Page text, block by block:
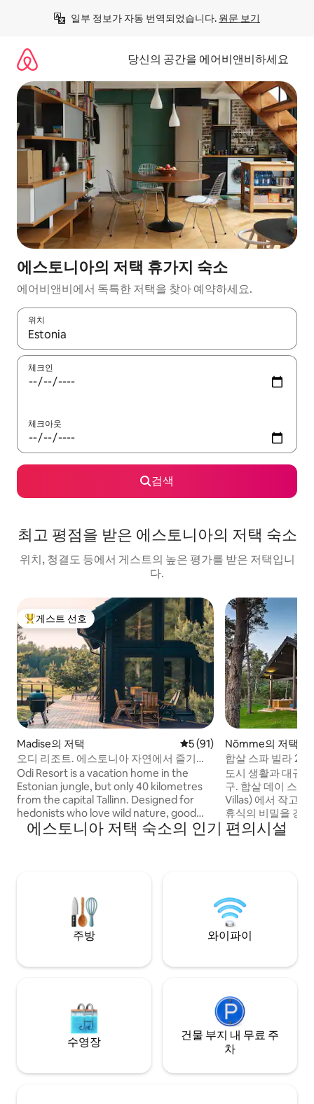
일부 정보가 자동 번역되었습니다. 원문 보기
당신의 공간을 에어비앤비하세요
에스토니아의 저택 휴가지 숙소
에어비앤비에서 독특한 저택을 찾아 예약하세요.
위치
결과가 나오면 위·아래 화살표 키를 사용하거나 터치 또는 스와이
체크인
체크아웃
검색
최고 평점을 받은 에스토니아의 저택 숙소
위치, 청결도 등에서 게스트의 높은 평가를 받은 저택입니
다.
상위 게스트 선호
게스트 선호
Madise의 저택 평점 5점(5점 만점), 후기 91
5 (91)
오디 리조트. 에스토니아 자연에서 즐기는
프라이빗 미니 스파
Odi Resort is a vacation home in the
Estonian jungle, but only 40 kilometres
from the capital Tallinn. Designed for
hedonists who love wild nature, good
sauna, sunsets on the terrace and
comfortable luxury. A bottle of cold
Nõmme의 저택
합살 스파 빌라 2
도시 생활과 대규
구. 합살 데이 스파
Villas) 에서 작고
휴식의 비밀을 경
개의 유닛으로 구
나로 항상 친밀함
한 휴가, 개인 가족
이상적입니다.
에스토니아 저택 숙소의 인기 편의시설
주방 와이파이
수영장
건물 부지 내 무료 주
차